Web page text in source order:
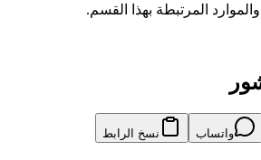
المرتبطة بهذا القسم.
واتساب نسخ الرابط